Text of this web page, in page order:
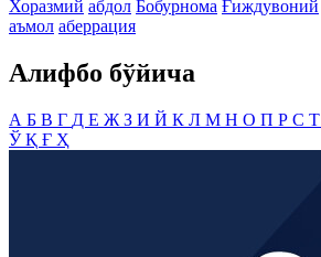
Хоразмий абдол Бобурнома Ғиждувоний
аъмол аберрация
Алифбо бўйича
А Б В Г Д Е Ж З И Й К Л М Н О П Р С Т
ЎҚ Ғ Ҳ